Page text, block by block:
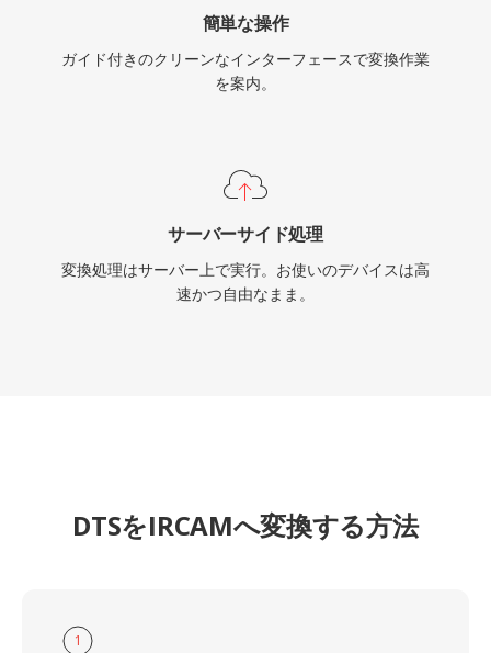
簡単な操作
ガイド付きのクリーンなインターフェースで変換作業
を案内。
サーバーサイド処理
変換処理はサーバー上で実行。お使いのデバイスは高
速かつ自由なまま。
DTSをIRCAMへ変換する方法
1